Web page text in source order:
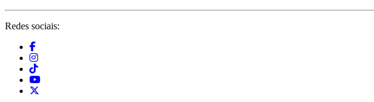
Redes sociais: